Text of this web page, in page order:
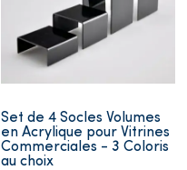
Set de 4 Socles Volumes
en Acrylique pour Vitrines
Commerciales - 3 Coloris
au choix